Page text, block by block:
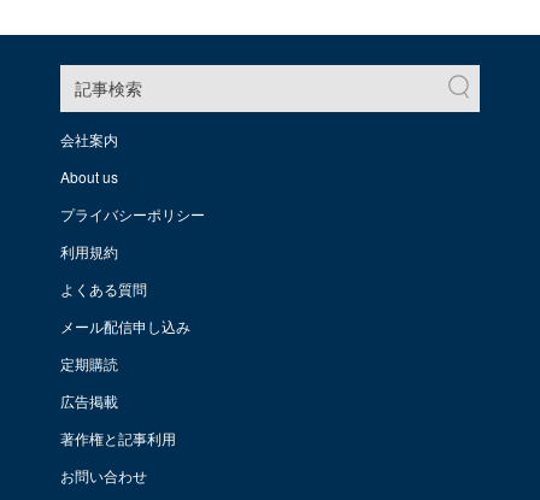
記事検索
会社案内
About us
プライバシーポリシー
利用規約
よくある質問
メール配信申し込み
定期購読
広告掲載
著作権と記事利用
お問い合わせ